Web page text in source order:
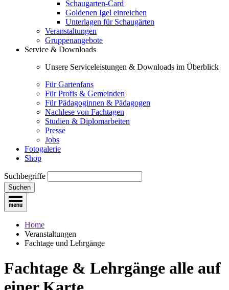
Schaugarten-Card
Goldenen Igel einreichen
Unterlagen für Schaugärten
Veranstaltungen
Gruppenangebote
Service & Downloads
Unsere Serviceleistungen & Downloads im Überblick
Für Gartenfans
Für Profis & Gemeinden
Für Pädagoginnen & Pädagogen
Nachlese von Fachtagen
Studien & Diplomarbeiten
Presse
Jobs
Fotogalerie
Shop
Suchbegriffe
Suchen
Home
Veranstaltungen
Fachtage und Lehrgänge
Fachtage & Lehrgänge alle auf